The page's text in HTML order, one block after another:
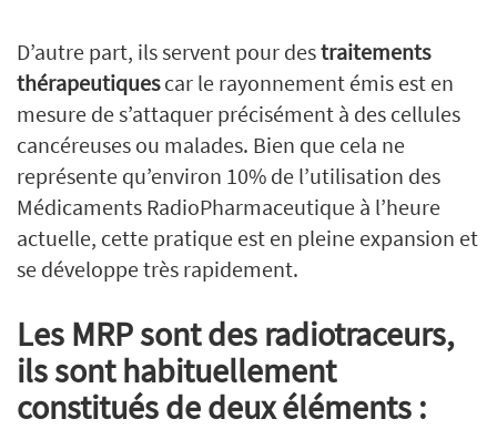
D’autre part, ils servent pour destraitements
thérapeutiquescar le rayonnement émis est en
mesure de s’attaquer précisément à des cellules
cancéreuses ou malades. Bien que cela ne
représente qu’environ 10% de l’utilisation des
Médicaments RadioPharmaceutique à l’heure
actuelle, cette pratique est en pleine expansion et
se développe très rapidement.
Les MRP sont des radiotraceurs,
ils sont habituellement
constitués de deux éléments :